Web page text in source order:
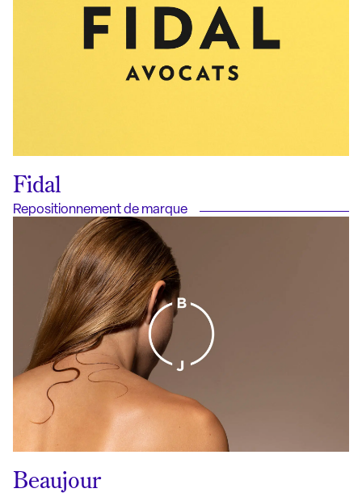
Fidal
Repositionnement de marque
Beaujour